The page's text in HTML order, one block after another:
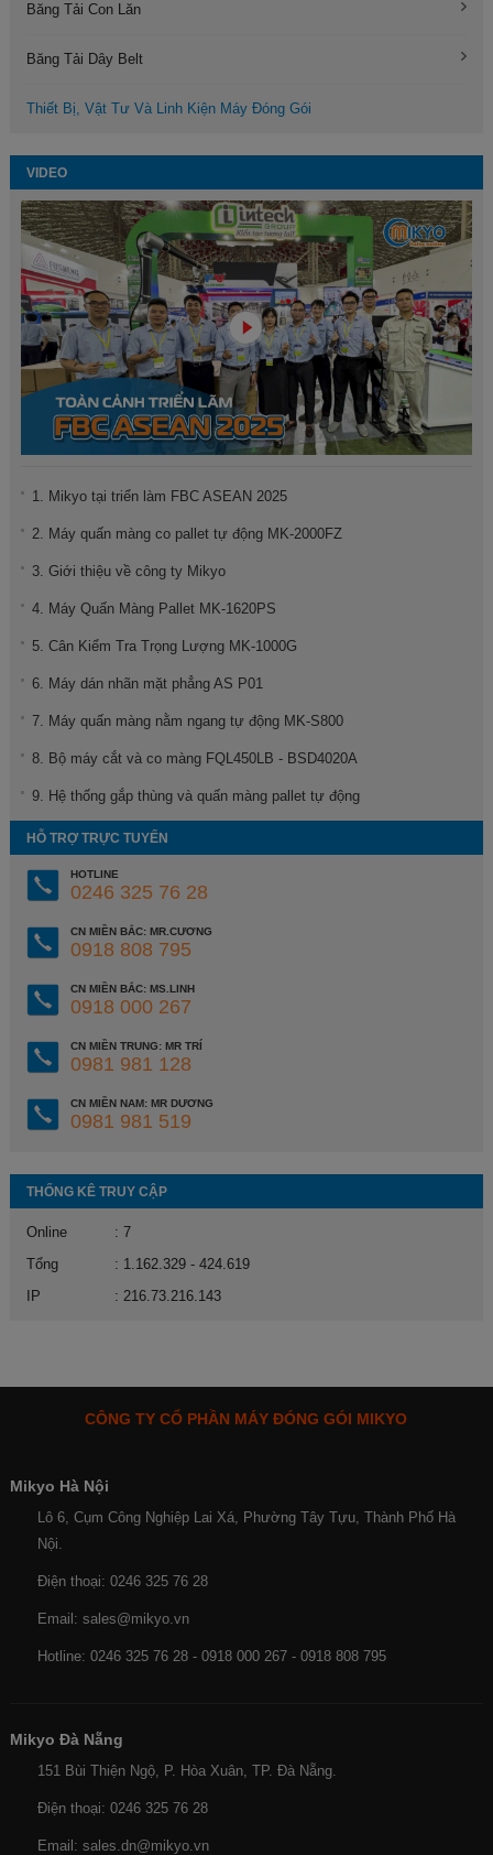
Băng Tải Con Lăn
Băng Tải Dây Belt
Thiết Bị, Vật Tư Và Linh Kiện Máy Đóng Gói
VIDEO
1. Mikyo tại triển làm FBC ASEAN 2025
2. Máy quấn màng co pallet tự động MK-2000FZ
3. Giới thiệu về công ty Mikyo
4. Máy Quấn Màng Pallet MK-1620PS
5. Cân Kiểm Tra Trọng Lượng MK-1000G
6. Máy dán nhãn mặt phẳng AS P01
7. Máy quấn màng nằm ngang tự động MK-S800
8. Bộ máy cắt và co màng FQL450LB - BSD4020A
9. Hệ thống gắp thùng và quấn màng pallet tự động
HỖ TRỢ TRỰC TUYẾN
HOTLINE
0246 325 76 28
CN MIỀN BẮC: MR.CƯƠNG
0918 808 795
CN MIỀN BẮC: MS.LINH
0918 000 267
CN MIỀN TRUNG: MR TRÍ
0981 981 128
CN MIỀN NAM: MR DƯƠNG
0981 981 519
THỐNG KÊ TRUY CẬP
Online
: 7
Tổng
: 1.162.329 - 424.619
IP
: 216.73.216.143
CÔNG TY CỔ PHẦN MÁY ĐÓNG GÓI MIKYO
Mikyo Hà Nội
Lô 6, Cụm Công Nghiệp Lai Xá, Phường Tây Tựu, Thành Phố Hà
Nội.
Điện thoại: 0246 325 76 28
Email: sales@mikyo.vn
Hotline: 0246 325 76 28 - 0918 000 267 - 0918 808 795
Mikyo Đà Nẵng
151 Bùi Thiện Ngộ, P. Hòa Xuân, TP. Đà Nẵng.
Điện thoại: 0246 325 76 28
Email: sales.dn@mikyo.vn